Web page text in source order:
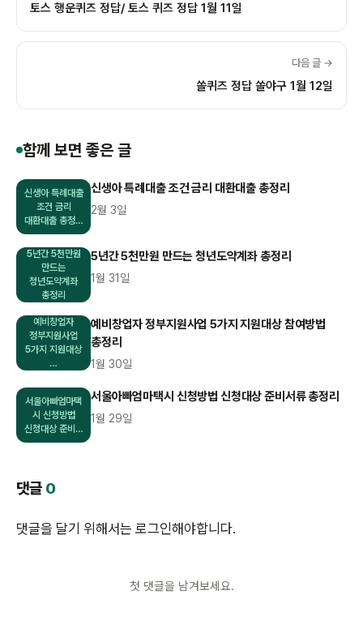
토스 행운퀴즈 정답/ 토스 퀴즈 정답 1월 11일
다음 글 →
쏠퀴즈 정답 쏠야구 1월 12일
함께 보면 좋은 글
신생아 특례대출
조건 금리
대환대출 총정…
신생아 특례대출 조건 금리 대환대출 총정리
2월 3일
5년간 5천만원
만드는
청년도약계좌
총정리
5년간 5천만원 만드는 청년도약계좌 총정리
1월 31일
예비창업자
정부지원사업
5가지 지원대상
…
예비창업자 정부지원사업 5가지 지원대상 참여방법
총정리
1월 30일
서울아빠엄마택
시 신청방법
신청대상 준비…
서울아빠엄마택시 신청방법 신청대상 준비서류 총정리
1월 29일
댓글 0
댓글을 달기 위해서는 로그인해야합니다.
첫 댓글을 남겨보세요.